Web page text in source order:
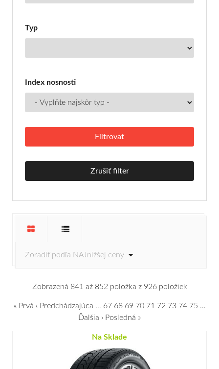
Typ
Index nosnosti
Zrušiť filter
Zobrazená 841 až 852 položka z 926 položiek
« Prvá ‹ Predchádzajúca … 67 68 69 70 71 72 73 74 75 …
Ďalšia › Posledná »
Na Sklade